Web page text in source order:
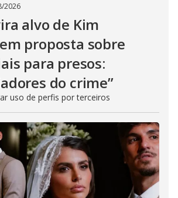
2026
alvo de Kim
proposta sobre
para presos:
do crime”
uso de perfis por terceiros